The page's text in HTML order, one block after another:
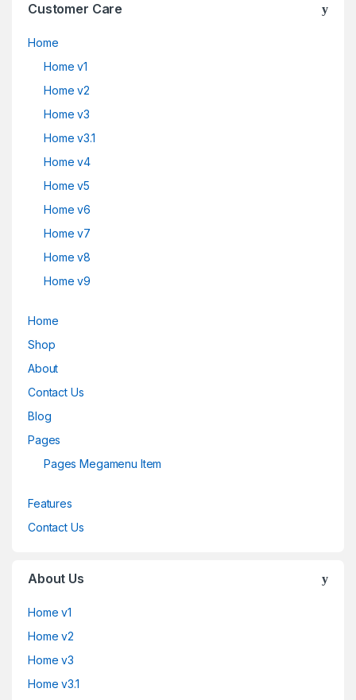
Customer Care
Home
Home v1
Home v2
Home v3
Home v3.1
Home v4
Home v5
Home v6
Home v7
Home v8
Home v9
Home
Shop
About
Contact Us
Blog
Pages
Pages Megamenu Item
Features
Contact Us
About Us
Home v1
Home v2
Home v3
Home v3.1